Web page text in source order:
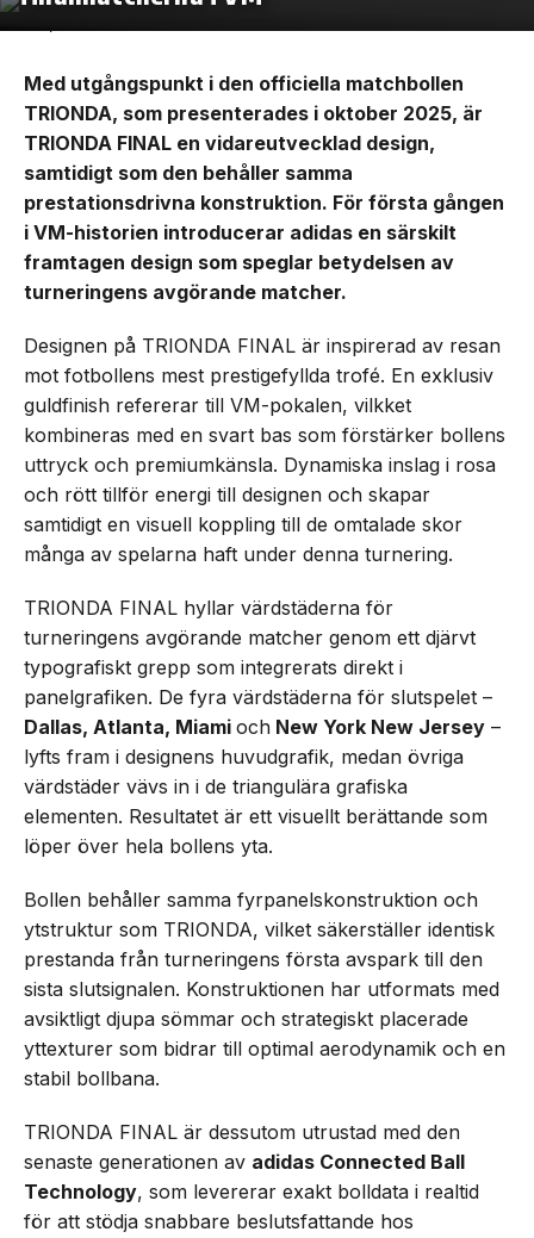
Med utgångspunkt i den officiella matchbollen
TRIONDA, som presenterades i oktober 2025, är
TRIONDA FINAL en vidareutvecklad design,
samtidigt som den behåller samma
prestationsdrivna konstruktion. För första gången
i VM-historien introducerar adidas en särskilt
framtagen design som speglar betydelsen av
turneringens avgörande matcher.
Designen på TRIONDA FINAL är inspirerad av resan
mot fotbollens mest prestigefyllda trofé. En exklusiv
guldfinish refererar till VM-pokalen, vilkket
kombineras med en svart bas som förstärker bollens
uttryck och premiumkänsla. Dynamiska inslag i rosa
och rött tillför energi till designen och skapar
samtidigt en visuell koppling till de omtalade skor
många av spelarna haft under denna turnering.
TRIONDA FINAL hyllar värdstäderna för
turneringens avgörande matcher genom ett djärvt
typografiskt grepp som integrerats direkt i
panelgrafiken. De fyra värdstäderna för slutspelet –
Dallas, Atlanta, Miami och New York New Jersey –
lyfts fram i designens huvudgrafik, medan övriga
värdstäder vävs in i de triangulära grafiska
elementen. Resultatet är ett visuellt berättande som
löper över hela bollens yta.
Bollen behåller samma fyrpanelskonstruktion och
ytstruktur som TRIONDA, vilket säkerställer identisk
prestanda från turneringens första avspark till den
sista slutsignalen. Konstruktionen har utformats med
avsiktligt djupa sömmar och strategiskt placerade
yttexturer som bidrar till optimal aerodynamik och en
stabil bollbana.
TRIONDA FINAL är dessutom utrustad med den
senaste generationen av adidas Connected Ball
Technology, som levererar exakt bolldata i realtid
för att stödja snabbare beslutsfattande hos